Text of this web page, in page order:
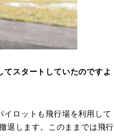
スタートしていたのですよ
ロットも飛行場を利用して
退します。このままでは飛行